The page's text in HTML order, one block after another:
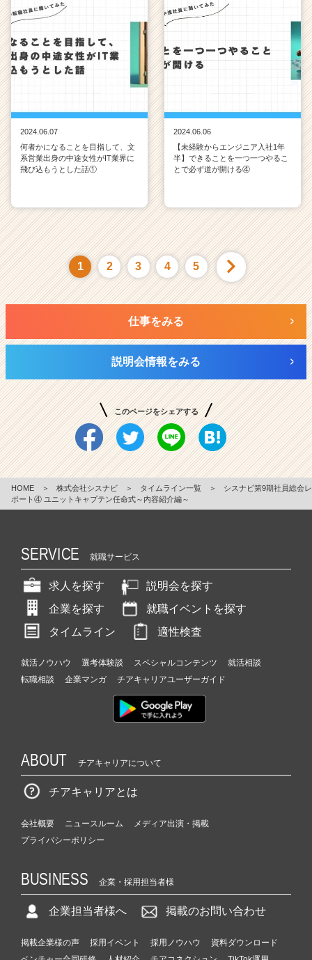
2024.06.07
何者かになることを目指して、文
系営業出身の中途女性がIT業界に
飛び込もうとした話①
2024.06.06
【未経験からエンジニア入社1年
半】できることを一つ一つやるこ
とで必ず道が開ける④
1 2 3 4 5
仕事をみる
説明会情報をみる
このページをシェアする
HOME ＞ 株式会社シスナビ ＞ タイムライン一覧 ＞
シスナビ第9期社員総会レ
ポート④ ユニットキャプテン任命式～内容紹介編～
SERVICE 就職サービス
求人を探す
説明会を探す
企業を探す
就職イベントを探す
タイムライン
適性検査
就活ノウハウ 選考体験談 スペシャルコンテンツ
就活相談
転職相談
企業マンガ チアキャリアユーザーガイド
ABOUT チアキャリアについて
チアキャリアとは
会社概要 ニュースルーム
メディア出演・掲載
プライバシーポリシー
BUSINESS 企業・採用担当者様
企業担当者様へ 掲載のお問い合わせ
掲載企業様の声 採用イベント 採用ノウハウ
資料ダウンロード